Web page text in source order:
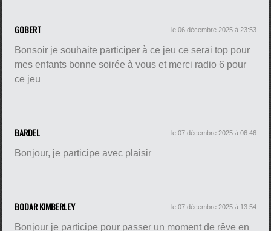
GOBERT le 06 décembre 2025 à 23:53
Bonsoir je souhaite participer à ce jeu ce serai top pour
mes enfants bonne soirée à vous et merci radio 6 pour
ce jeu
BARDEL le 07 décembre 2025 à 06:46
Bonjour, je participe avec plaisir
BODAR KIMBERLEY le 07 décembre 2025 à 13:54
Bonjour je participe pour passer un moment de rêve en